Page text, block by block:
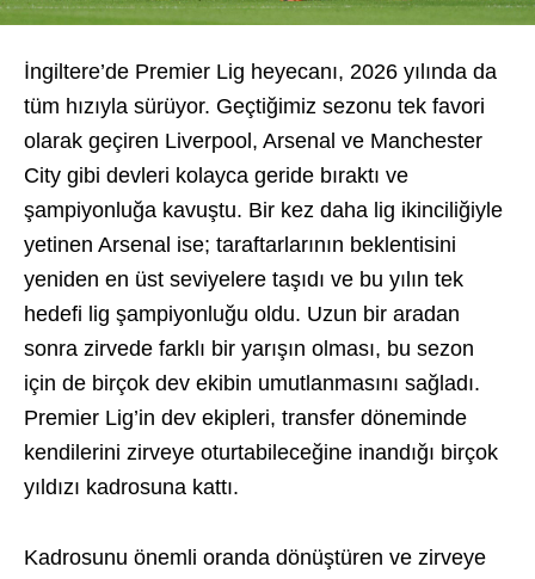
İngiltere’de Premier Lig heyecanı, 2026 yılında da
tüm hızıyla sürüyor. Geçtiğimiz sezonu tek favori
olarak geçiren Liverpool, Arsenal ve Manchester
City gibi devleri kolayca geride bıraktı ve
şampiyonluğa kavuştu. Bir kez daha lig ikinciliğiyle
yetinen Arsenal ise; taraftarlarının beklentisini
yeniden en üst seviyelere taşıdı ve bu yılın tek
hedefi lig şampiyonluğu oldu. Uzun bir aradan
sonra zirvede farklı bir yarışın olması, bu sezon
için de birçok dev ekibin umutlanmasını sağladı.
Premier Lig’in dev ekipleri, transfer döneminde
kendilerini zirveye oturtabileceğine inandığı birçok
yıldızı kadrosuna kattı.
Kadrosunu önemli oranda dönüştüren ve zirveye